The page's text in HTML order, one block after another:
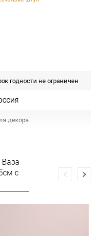
годности не ограничен
декора
условий не требует
с